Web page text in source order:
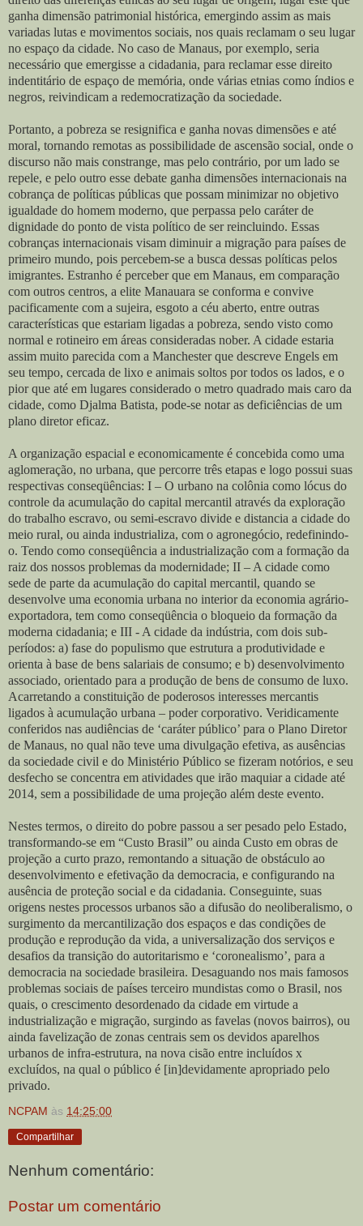
ganha dimensão patrimonial histórica, emergindo assim as mais
variadas lutas e movimentos sociais, nos quais reclamam o seu lugar
no espaço da cidade. No caso de Manaus, por exemplo, seria
necessário que emergisse a cidadania, para reclamar esse direito
indentitário de espaço de memória, onde várias etnias como índios e
negros, reivindicam a redemocratização da sociedade.
Portanto, a pobreza se resignifica e ganha novas dimensões e até
moral, tornando remotas as possibilidade de ascensão social, onde o
discurso não mais constrange, mas pelo contrário, por um lado se
repele, e pelo outro esse debate ganha dimensões internacionais na
cobrança de políticas públicas que possam minimizar no objetivo
igualdade do homem moderno, que perpassa pelo caráter de
dignidade do ponto de vista político de ser reincluindo. Essas
cobranças internacionais visam diminuir a migração para países de
primeiro mundo, pois percebem-se a busca dessas políticas pelos
imigrantes. Estranho é perceber que em Manaus, em comparação
com outros centros, a elite Manauara se conforma e convive
pacificamente com a sujeira, esgoto a céu aberto, entre outras
características que estariam ligadas a pobreza, sendo visto como
normal e rotineiro em áreas consideradas nober. A cidade estaria
assim muito parecida com a Manchester que descreve Engels em
seu tempo, cercada de lixo e animais soltos por todos os lados, e o
pior que até em lugares considerado o metro quadrado mais caro da
cidade, como Djalma Batista, pode-se notar as deficiências de um
plano diretor eficaz.
A organização espacial e economicamente é concebida como uma
aglomeração, no urbana, que percorre três etapas e logo possui suas
respectivas conseqüências: I – O urbano na colônia como lócus do
controle da acumulação do capital mercantil através da exploração
do trabalho escravo, ou semi-escravo divide e distancia a cidade do
meio rural, ou ainda industrializa, com o agronegócio, redefinindo-
o. Tendo como conseqüência a industrialização com a formação da
raiz dos nossos problemas da modernidade; II – A cidade como
sede de parte da acumulação do capital mercantil, quando se
desenvolve uma economia urbana no interior da economia agrário-
exportadora, tem como conseqüência o bloqueio da formação da
moderna cidadania; e III - A cidade da indústria, com dois sub-
períodos: a) fase do populismo que estrutura a produtividade e
orienta à base de bens salariais de consumo; e b) desenvolvimento
associado, orientado para a produção de bens de consumo de luxo.
Acarretando a constituição de poderosos interesses mercantis
ligados à acumulação urbana – poder corporativo. Veridicamente
conferidos nas audiências de ‘caráter público’ para o Plano Diretor
de Manaus, no qual não teve uma divulgação efetiva, as ausências
da sociedade civil e do Ministério Público se fizeram notórios, e seu
desfecho se concentra em atividades que irão maquiar a cidade até
2014, sem a possibilidade de uma projeção além deste evento.
Nestes termos, o direito do pobre passou a ser pesado pelo Estado,
transformando-se em “Custo Brasil” ou ainda Custo em obras de
projeção a curto prazo, remontando a situação de obstáculo ao
desenvolvimento e efetivação da democracia, e configurando na
ausência de proteção social e da cidadania. Conseguinte, suas
origens nestes processos urbanos são a difusão do neoliberalismo, o
surgimento da mercantilização dos espaços e das condições de
produção e reprodução da vida, a universalização dos serviços e
desafios da transição do autoritarismo e ‘coronealismo’, para a
democracia na sociedade brasileira. Desaguando nos mais famosos
problemas sociais de países terceiro mundistas como o Brasil, nos
quais, o crescimento desordenado da cidade em virtude a
industrialização e migração, surgindo as favelas (novos bairros), ou
ainda favelização de zonas centrais sem os devidos aparelhos
urbanos de infra-estrutura, na nova cisão entre incluídos x
excluídos, na qual o público é [in]devidamente apropriado pelo
privado.
NCPAM às 14:25:00
Compartilhar
Nenhum comentário:
Postar um comentário